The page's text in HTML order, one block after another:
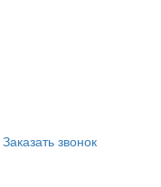
Заказать звонок